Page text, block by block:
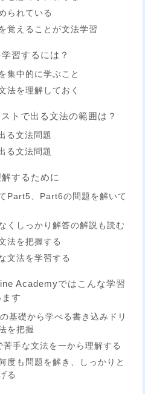
られている
覚えることが文法学習
習するには？
集中的に学ぶこと
法を理解しておく
トで出る文法の範囲は？
る文法問題
る文法問題
するために
Part5、Part6の問題を解いて
くしっかり解答の解説も読む
法を把握する
文法を学習する
Academyではこんな学習
す
基礎から学べる書き込みドリ
を把握
苦手な文法を一から理解する
度も問題を解き、しっかりと
る